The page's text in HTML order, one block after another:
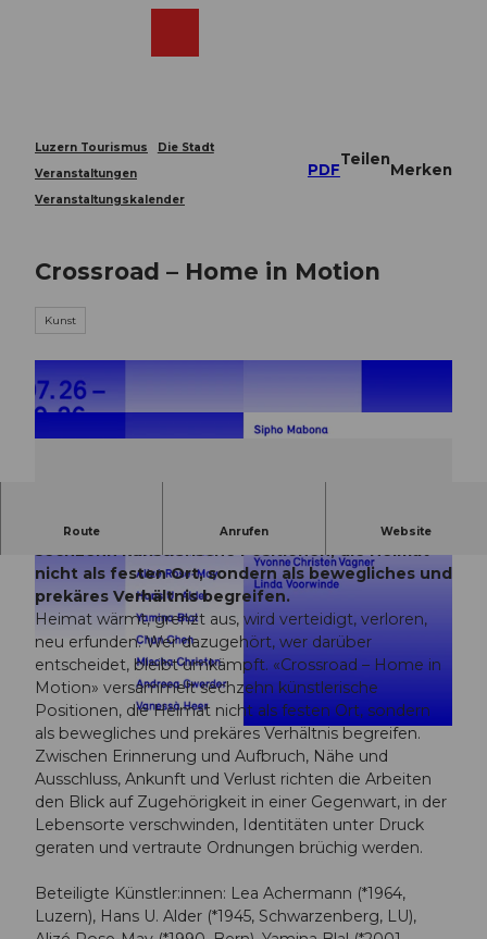
Luzern Tourismus
Die Stadt
Veranstaltungen
Veranstaltungskalender
PDF
Teilen
Merken
Crossroad – Home in Motion
Kunst
© Guidle.com
© Guidle.com
Route Anrufen Website
«Crossroad – Home in Motion» versammelt
sechzehn künstlerische Positionen, die Heimat
nicht als festen Ort, sondern als bewegliches und
prekäres Verhältnis begreifen.
Heimat wärmt, grenzt aus, wird verteidigt, verloren,
neu erfunden. Wer dazugehört, wer darüber
entscheidet, bleibt umkämpft. «Crossroad – Home in
Motion» versammelt sechzehn künstlerische
Positionen, die Heimat nicht als festen Ort, sondern
als bewegliches und prekäres Verhältnis begreifen.
Zwischen Erinnerung und Aufbruch, Nähe und
Ausschluss, Ankunft und Verlust richten die Arbeiten
den Blick auf Zugehörigkeit in einer Gegenwart, in der
Lebensorte verschwinden, Identitäten unter Druck
geraten und vertraute Ordnungen brüchig werden.
Beteiligte Künstler:innen: Lea Achermann (*1964,
Luzern), Hans U. Alder (*1945, Schwarzenberg, LU),